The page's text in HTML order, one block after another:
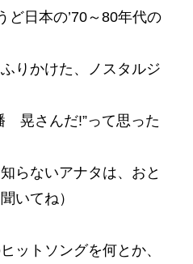
ど日本の’70～80年代の
りかけた、ノスタルジ
晃さんだ!”って思った
らないアナタは、おと
いてね）
ットソングを何とか、